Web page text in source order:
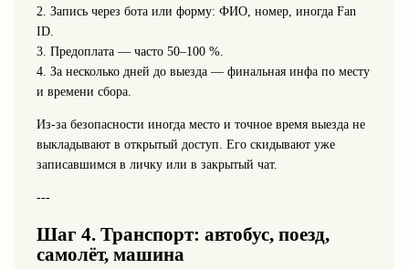
2. Запись через бота или форму: ФИО, номер, иногда Fan
ID.
3. Предоплата — часто 50–100 %.
4. За несколько дней до выезда — финальная инфа по месту
и времени сбора.
Из-за безопасности иногда место и точное время выезда не
выкладывают в открытый доступ. Его скидывают уже
записавшимся в личку или в закрытый чат.
---
Шаг 4. Транспорт: автобус, поезд,
самолёт, машина